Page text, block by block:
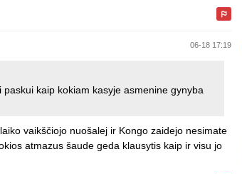
06-18 17:19
kaip kokiam kasyje asmenine gynyba
vaikščiojo nuošalej ir Kongo zaidejo nesimate
atmazus šaude geda klausytis kaip ir visu jo